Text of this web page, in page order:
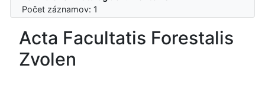
Počet záznamov: 1
Acta Facultatis Forestalis
Zvolen